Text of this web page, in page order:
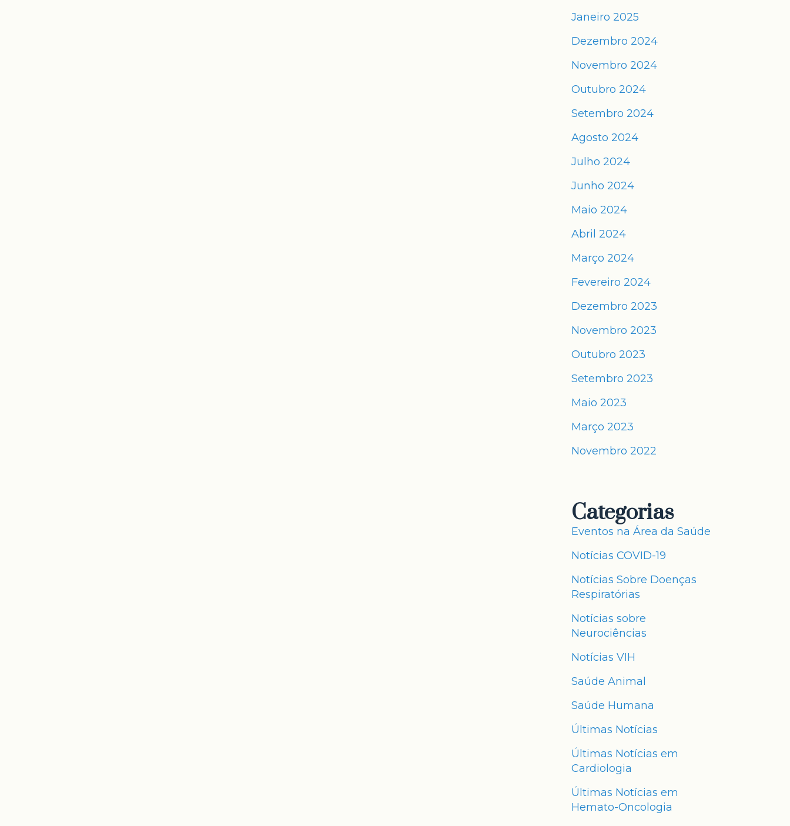
Janeiro 2025
Dezembro 2024
Novembro 2024
Outubro 2024
Setembro 2024
Agosto 2024
Julho 2024
Junho 2024
Maio 2024
Abril 2024
Março 2024
Fevereiro 2024
Dezembro 2023
Novembro 2023
Outubro 2023
Setembro 2023
Maio 2023
Março 2023
Novembro 2022
Categorias
Eventos na Área da Saúde
Notícias COVID-19
Notícias Sobre Doenças
Respiratórias
Notícias sobre
Neurociências
Notícias VIH
Saúde Animal
Saúde Humana
Últimas Notícias
Últimas Notícias em
Cardiologia
Últimas Notícias em
Hemato-Oncologia